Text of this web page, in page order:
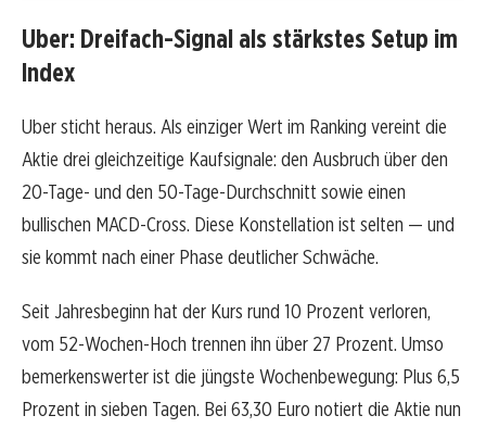
Uber: Dreifach-Signal als stärkstes Setup im
Index
Uber sticht heraus. Als einziger Wert im Ranking vereint die
Aktie drei gleichzeitige Kaufsignale: den Ausbruch über den
20-Tage- und den 50-Tage-Durchschnitt sowie einen
bullischen MACD-Cross. Diese Konstellation ist selten — und
sie kommt nach einer Phase deutlicher Schwäche.
Seit Jahresbeginn hat der Kurs rund 10 Prozent verloren,
vom 52-Wochen-Hoch trennen ihn über 27 Prozent. Umso
bemerkenswerter ist die jüngste Wochenbewegung: Plus 6,5
Prozent in sieben Tagen. Bei 63,30 Euro notiert die Aktie nun